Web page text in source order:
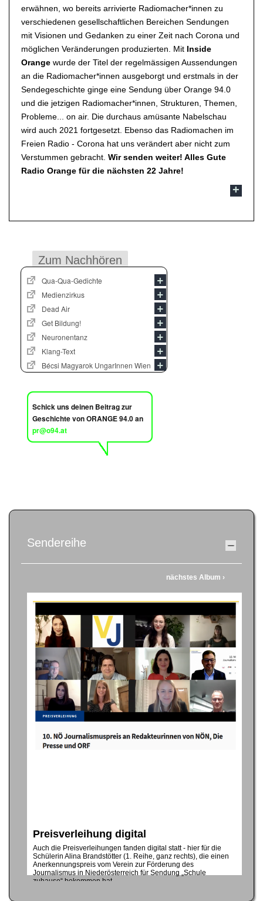
erwähnen, wo bereits arrivierte Radiomacher*innen zu
verschiedenen gesellschaftlichen Bereichen Sendungen
mit Visionen und Gedanken zu einer Zeit nach Corona und
möglichen Veränderungen produzierten. Mit Inside
Orange wurde der Titel der regelmässigen Aussendungen
an die Radiomacher*innen ausgeborgt und erstmals in der
Sendegeschichte ginge eine Sendung über Orange 94.0
und die jetzigen Radiomacher*innen, Strukturen, Themen,
Probleme... on air. Die durchaus amüsante Nabelschau
wird auch 2021 fortgesetzt. Ebenso das Radiomachen im
Freien Radio - Corona hat uns verändert aber nicht zum
Verstummen gebracht. Wir senden weiter! Alles Gute
Radio Orange für die nächsten 22 Jahre!
Zum Nachhören
Qua-Qua-Gedichte
Medienzirkus
Dead Air
Get Bildung!
Neuronentanz
Klang-Text
Bécsi Magyarok UngarInnen Wien
Schick uns deinen Beitrag zur
Geschichte von ORANGE 94.0 an
pr@o94.at